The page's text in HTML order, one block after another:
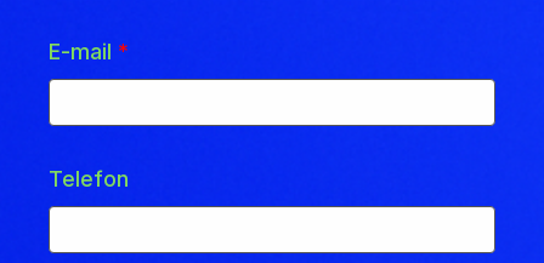
E-mail *
Telefon